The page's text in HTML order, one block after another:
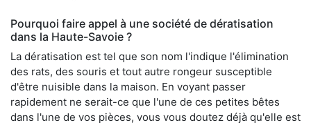
Pourquoi faire appel à une société de dératisation
dans la Haute-Savoie ?
La dératisation est tel que son nom l'indique l'élimination
des rats, des souris et tout autre rongeur susceptible
d'être nuisible dans la maison. En voyant passer
rapidement ne serait-ce que l'une de ces petites bêtes
dans l'une de vos pièces, vous vous doutez déjà qu'elle est